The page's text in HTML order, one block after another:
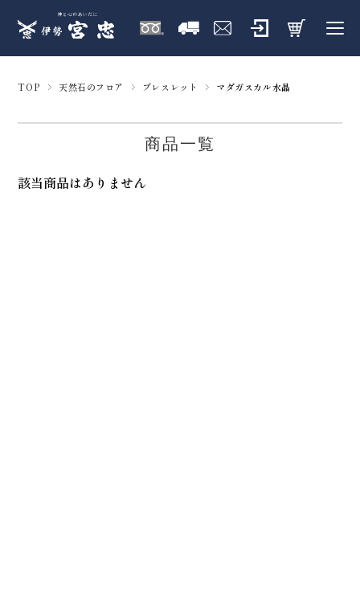
TOP 天然石のフロア ブレスレット マダガスカル水晶
商品一覧
該当商品はありません